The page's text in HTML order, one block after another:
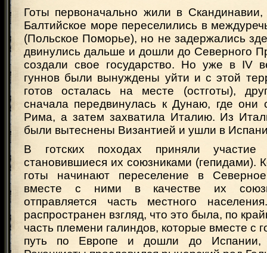
Готы первоначально жили в Скандинавии,
Балтийское море переселились в
(Польское Поморье), но не задержались
двинулись дальше и дошли до Северного
создали свое государство. Но уже в IV
гуннов были вынуждены уйти и с этой
готов осталась на месте (остготы),
сначала передвинулась к Дунаю, где они
Рима, а затем захватила Италию. Из
были вытеснены Византией и ушли в
В готских походах приняли участие
становившиеся их союзниками (гепидами).
готы начинают переселение в
вместе с ними в качестве их
отправляется часть местного
распространен взгляд, что это была, по
часть племени галиндов, которые вместе с
путь по Европе и дошли до Испании,